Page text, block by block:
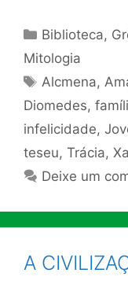
Categorias
Biblioteca,
Mitologia
Tags
Alcmena,
Diomedes,
infelicidade,
teseu, Trácia,
Deixe um
A